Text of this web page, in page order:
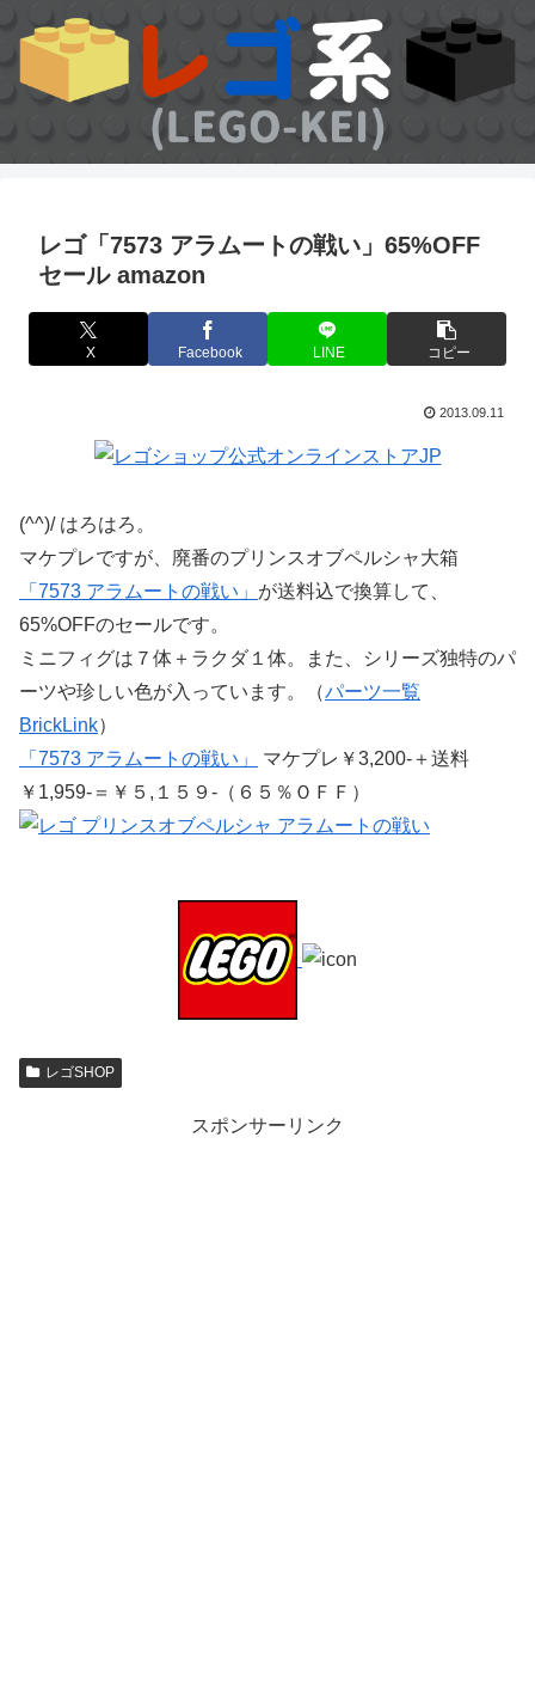
レゴ「7573 アラムートの戦い」65%OFF
セール amazon
X Facebook LINE コピー
2013.09.11
(^^)/ はろはろ。
マケプレですが、廃番のプリンスオブペルシャ大箱
「7573 アラムートの戦い」 が送料込で換算して、
65%OFFのセールです。
ミニフィグは７体＋ラクダ１体。また、シリーズ独特のパ
ーツや珍しい色が入っています。（パーツ一覧
BrickLink）
「7573 アラムートの戦い」
マケプレ￥3,200-＋送料
￥1,959-＝￥５,１５９-（６５％ＯＦＦ）
レゴSHOP
スポンサーリンク